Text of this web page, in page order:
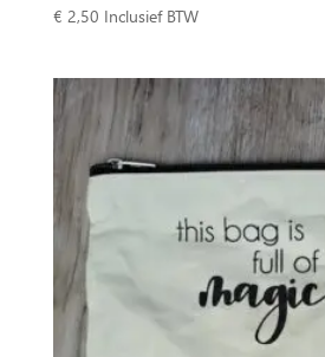
€ 2,50 Inclusief BTW